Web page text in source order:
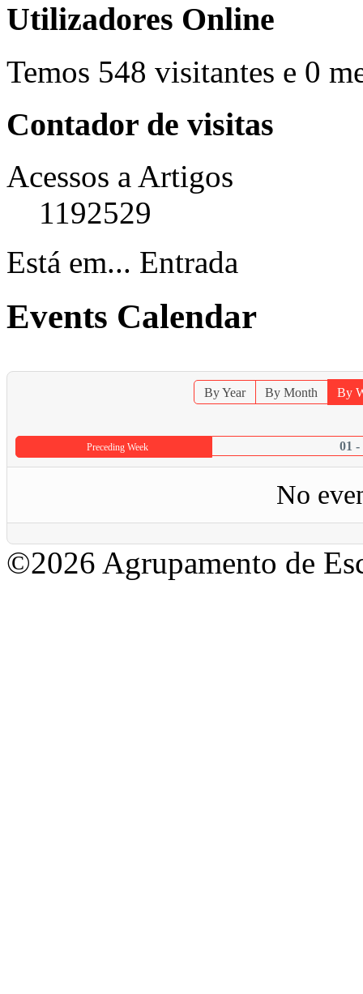
Utilizadores Online
Temos 548 visitantes e 0
Contador de visitas
Acessos a Artigos
1192529
Está em... Entrada
Events Calendar
By Year By Month By
Preceding Week 01 -
No
©2026 Agrupamento de